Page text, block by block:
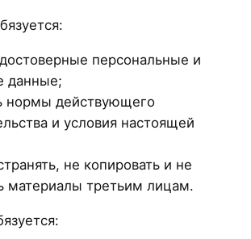
персональные и
данные;
нормы действующего
и условия настоящей
не копировать и не
материалы третьим лицам.